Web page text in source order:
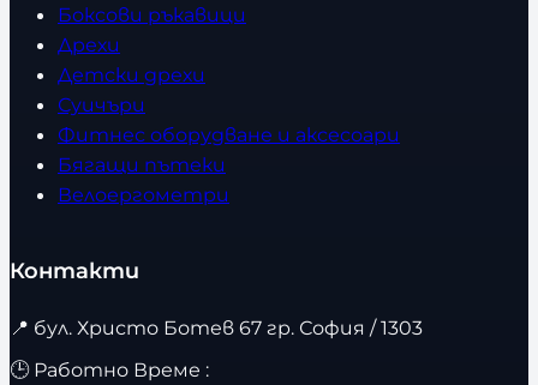
Боксови ръкавици
Дрехи
Детски дрехи
Суичъри
Фитнес оборудване и аксесоари
Бягащи пътеки
Велоергометри
Контакти
📍 бул. Христо Ботев 67 гр. София / 1303
🕒 Работно Време :